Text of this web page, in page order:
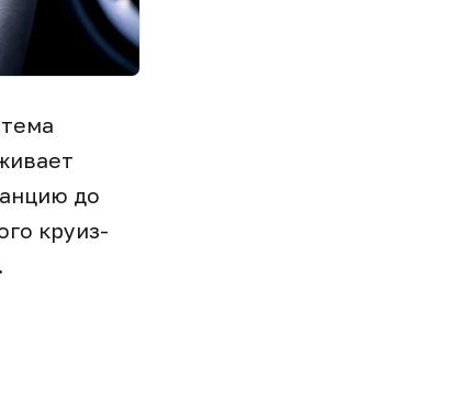
до
круиз-